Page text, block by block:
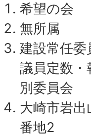
希望の会
無所属
建設常任委
議員定数・
別委員会
大崎市岩
番地2